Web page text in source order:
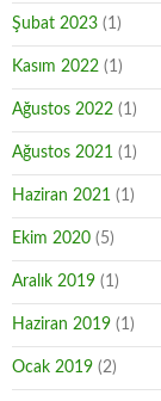
Şubat 2023 (1)
Kasım 2022 (1)
Ağustos 2022 (1)
Ağustos 2021 (1)
Haziran 2021 (1)
Ekim 2020 (5)
Aralık 2019 (1)
Haziran 2019 (1)
Ocak 2019 (2)